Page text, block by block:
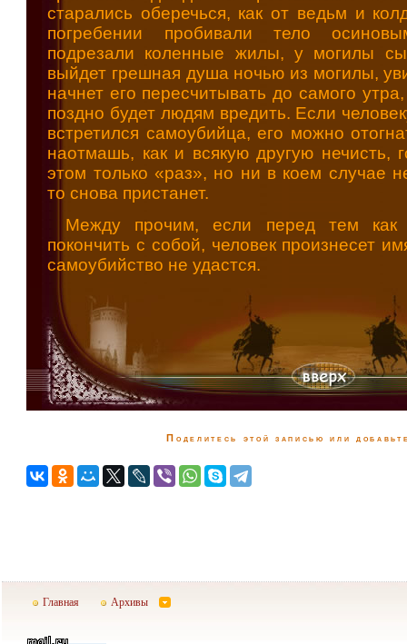
старались оберечься, как от ведьм и
погребении пробивали тело
подрезали коленные жилы, у могилы
выйдет грешная душа ночью из могилы,
начнет его пересчитывать до самого
поздно будет людям вредить. Если
встретился самоубийца, его можно
наотмашь, как и всякую другую нечисть,
этом только «раз», но ни в коем случае
то снова пристанет.
Между прочим, если перед тем как
покончить с собой, человек произнесет
самоубийство не удастся.
Поделитесь этой записью или
Главная Архивы